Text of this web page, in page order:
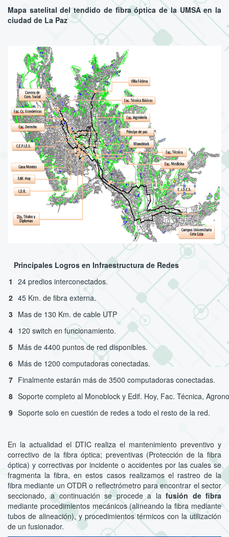
Mapa satelital del tendido de fibra óptica de la UMSA en la
ciudad de La Paz
Principales Logros en Infraestructura de Redes
1 24 predios interconectados.
2 45 Km. de fibra externa.
3 Mas de 130 Km. de cable UTP
4 120 switch en funcionamiento.
5 Más de 4400 puntos de red disponibles.
6 Más de 1200 computadoras conectadas.
7 Finalmente estarán más de 3500 computadoras conectadas.
8 Soporte completo al Monoblock y Edif. Hoy, Fac. Técnica,
9 Soporte solo en cuestión de redes a todo el resto de la red.
En la actualidad el DTIC realiza el mantenimiento preventivo y
correctivo de la fibra óptica; preventivas (Protección de la fibra
óptica) y correctivas por incidente o accidentes por las cuales se
fragmenta la fibra, en estos casos realizamos el rastreo de la
fibra mediante un OTDR o reflectrómetro para encontrar el sector
seccionado, a continuación se procede a lafusión de fibra
mediante procedimientos mecánicos (alineando la fibra mediante
tubos de alineación), y procedimientos térmicos con la utilización
de un fusionador.